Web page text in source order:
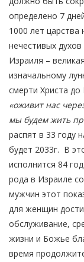
определено 7
1000 лет
нечестивых
Израиля –
изначальному
смерти Христа до
«оживит нас
мы будем жить
распят в 33 году
будет 2033г. В
исполнится 84
рода в Израиле
мужчин этот
для женщин
обслуживание,
жизни и Божье
время